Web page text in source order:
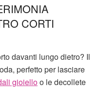
CORTI
davanti lungo dietro? Il
perfetto per lasciare
gioielloo le decollete